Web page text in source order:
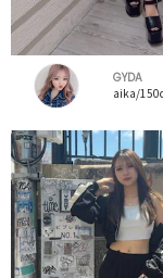
GYDA
aika/